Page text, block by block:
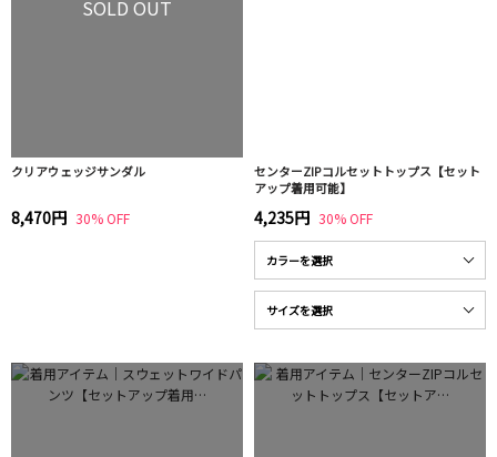
SOLD OUT
クリアウェッジサンダル
8,470円 30% OFF
センターZIPコルセットトップス【セット
アップ着用可能】
4,235円 30% OFF